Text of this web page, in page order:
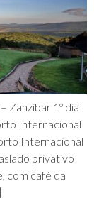
Zanzibar 1º dia
Internacional
Internacional
privativo
com café da